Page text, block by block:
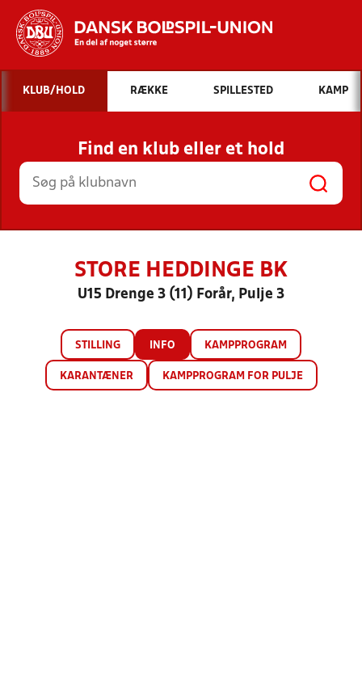
Hvad vil du søge efter?
INDHOLD OG NYHEDER
STILLINGER, RESULTATER, KLUBBER OG
HOLD
KLUB/HOLD RÆKKE SPILLESTED KAMP
Find en klub eller et hold
STORE HEDDINGE BK
U15 Drenge 3 (11) Forår, Pulje 3
STILLING INFO KAMPPROGRAM
KARANTÆNER KAMPPROGRAM FOR PULJE